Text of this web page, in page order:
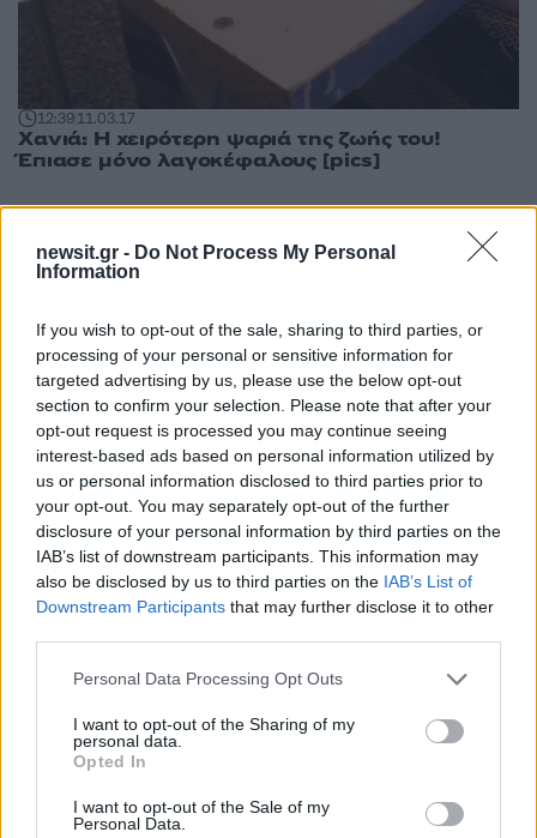
newsit.gr - Do Not Process My Personal
Information
If you wish to opt-out of the sale, sharing to third parties, or
processing of your personal or sensitive information for
targeted advertising by us, please use the below opt-out
section to confirm your selection. Please note that after your
opt-out request is processed you may continue seeing
interest-based ads based on personal information utilized by
us or personal information disclosed to third parties prior to
your opt-out. You may separately opt-out of the further
disclosure of your personal information by third parties on the
IAB’s list of downstream participants. This information may
also be disclosed by us to third parties on the IAB’s List of
Downstream Participants that may further disclose it to other
Please note that this website/app uses one or more Google
not limited to your visit or usage behaviour. You may click to
grant or deny consent to Google and its third-party tags to
use your data for below specified purposes in below Google
consent section.
Personal Data Processing Opt Outs
I want to opt-out of the Sharing of my
personal data.
Opted In
I want to opt-out of the Sale of my
Personal Data.
12:3911.03.17
Χανιά: Η χειρότερη ψαριά της ζωής του!
Έπιασε μόνο λαγοκέφαλους [pics]
13:0108.03.17
Αργολίδα: Έριξε την πετονιά στη θάλασσα και
η απίθανη συνέχεια τον έκανε διάσημο στο
διαδίκτυο [vid]